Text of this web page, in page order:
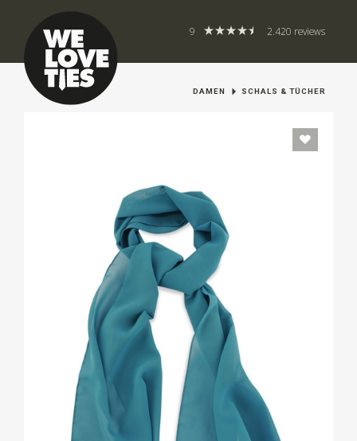
9 2.420 reviews
DAMEN SCHALS & TÜCHER